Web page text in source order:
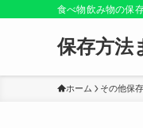
食べ物飲み物の保
保存方法
ホーム その他保